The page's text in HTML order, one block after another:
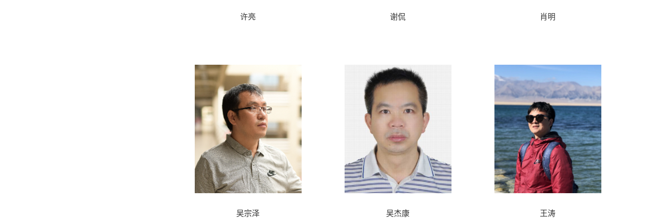
许亮 谢侃 肖明
吴宗泽 吴杰康 王涛